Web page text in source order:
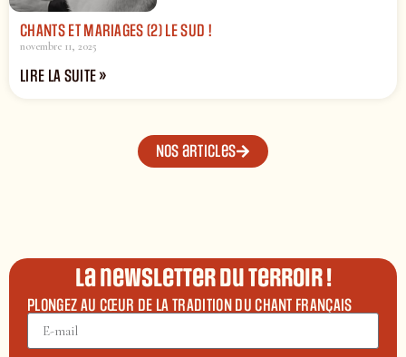
CHANTS ET MARIAGES (2) LE SUD !
novembre 11, 2025
LIRE LA SUITE »
Nos articles
La newsletter du terroir !
PLONGEZ AU CŒUR DE LA TRADITION DU CHANT FRANÇAIS